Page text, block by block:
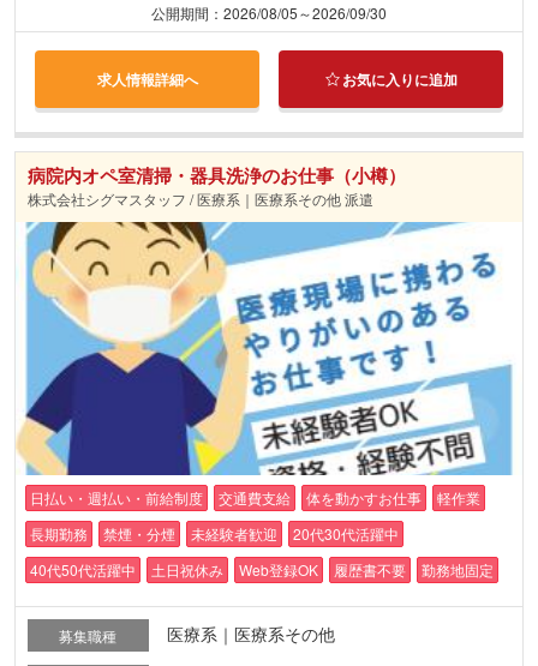
公開期間：2026/08/05～2026/09/30
求人情報詳細へ お気に入りに追加
病院内オペ室清掃・器具洗浄のお仕事（小樽）
株式会社シグマスタッフ / 医療系｜医療系その他 派遣
日払い・週払い・前給制度 交通費支給 体を動かすお仕事
軽作業
長期勤務
禁煙・分煙 未経験者歓迎
20代30代活躍中
40代50代活躍中
土日祝休み Web登録OK 履歴書不要 勤務地固定
募集職種 医療系｜医療系その他